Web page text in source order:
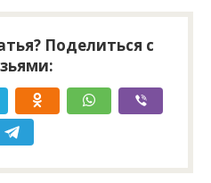
Поделиться с